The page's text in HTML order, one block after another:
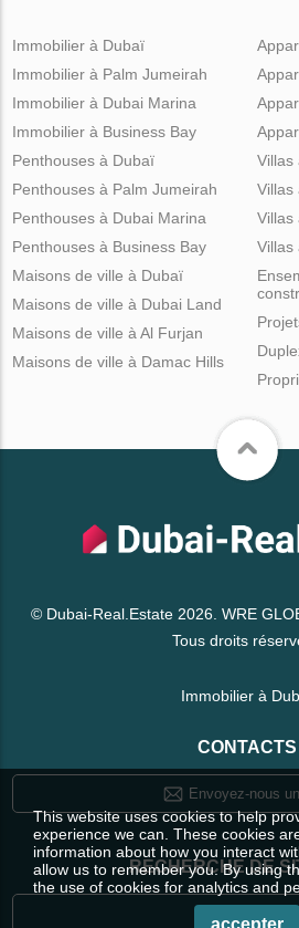
Immobilier à Dubaï
Immobilier à Palm Jumeirah
Immobilier à Dubai Marina
Immobilier à Business Bay
Penthouses à Dubaï
Penthouses à Palm Jumeirah
Penthouses à Dubai Marina
Penthouses à Business Bay
Villas
Villas
Villas
Villas
Maisons de ville à Dubaï
Maisons de ville à Dubai Land
Maisons de ville à Al Furjan
Maisons de ville à Damac Hills
© Dubai-Real.Estate 2026. WRE
Tous droits
Immobilier à
CONTACTS
Envoyez-nous
RECHERCHE DE
This website uses cookies to help
experience we can. These cookies
information about how you interact
allow us to remember you. By using
the use of cookies for analytics and
accepter